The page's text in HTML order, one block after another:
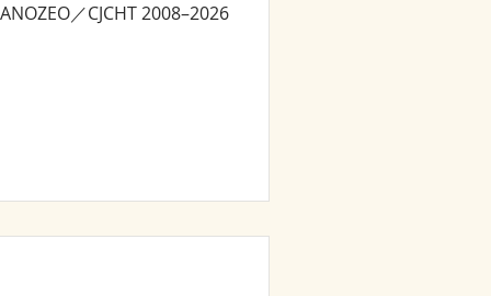
／CJCHT 2008–2026